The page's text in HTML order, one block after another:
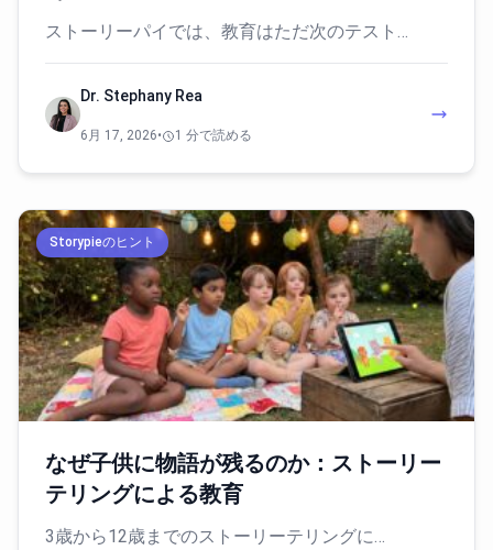
ストーリーパイでは、教育はただ次のテスト…
Dr. Stephany Rea
6月 17, 2026• 1 分で読める
Storypieのヒント
なぜ子供に物語が残るのか：ストーリー
テリングによる教育
3歳から12歳までのストーリーテリングに…